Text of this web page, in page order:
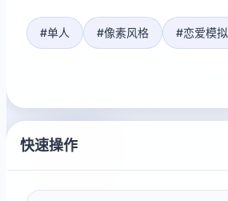
#单人 #像素风格 #恋爱模拟
快速操作